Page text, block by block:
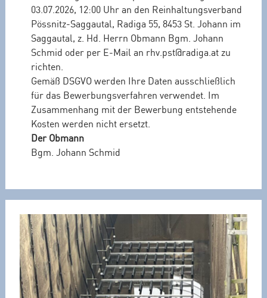
03.07.2026, 12:00 Uhr an den Reinhaltungsverband
Pössnitz-Saggautal, Radiga 55, 8453 St. Johann im
Saggautal, z. Hd. Herrn Obmann Bgm. Johann
Schmid oder per E-Mail an rhv.pst@radiga.at zu
richten.
Gemäß DSGVO werden Ihre Daten ausschließlich
für das Bewerbungsverfahren verwendet. Im
Zusammenhang mit der Bewerbung entstehende
Kosten werden nicht ersetzt.
Der Obmann
Bgm. Johann Schmid